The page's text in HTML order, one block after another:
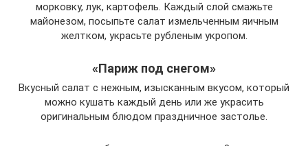
морковку, лук, картофель. Каждый слой смажьте
майонезом, посыпьте салат измельченным яичным
желтком, украсьте рубленым укропом.
«Париж под снегом»
Вкусный салат с нежным, изысканным вкусом, который
можно кушать каждый день или же украсить
оригинальным блюдом праздничное застолье.